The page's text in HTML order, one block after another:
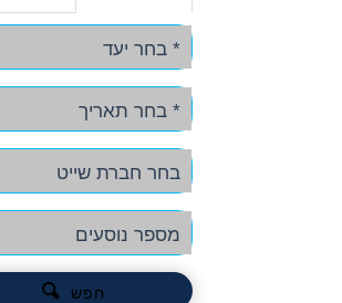
* בחר יעד
* בחר תאריך
בחר חברת שייט
מספר נוסעים
חפש
אנטר כדי